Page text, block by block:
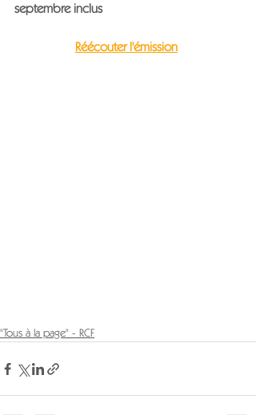
septembre inclus
Réécouter l'émission
"Tous à la page" - RCF